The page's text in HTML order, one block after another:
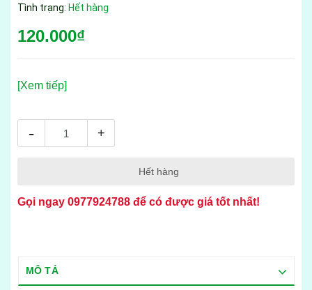
Tình trạng: Hết hàng
120.000₫
[Xem tiếp]
- +
Hết hàng
Gọi ngay 0977924788 để có được giá tốt nhất!
MÔ TẢ